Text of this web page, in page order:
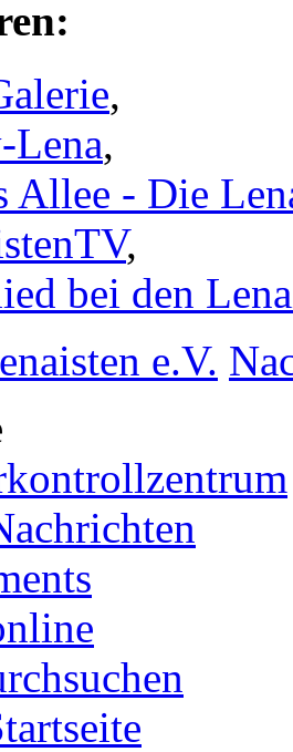
,
Lena,
Allee - Die
,
bei den
e.V.